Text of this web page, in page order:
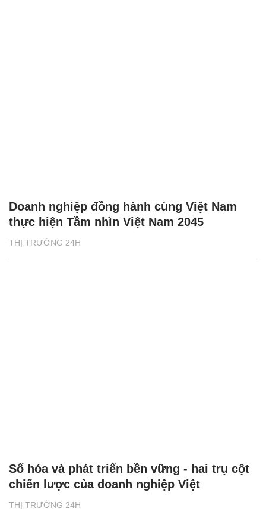
THỊ TRƯỜNG 24H
Doanh nghiệp đồng hành cùng Việt Nam
thực hiện Tầm nhìn Việt Nam 2045
THỊ TRƯỜNG 24H
Số hóa và phát triển bền vững - hai trụ cột
chiến lược của doanh nghiệp Việt